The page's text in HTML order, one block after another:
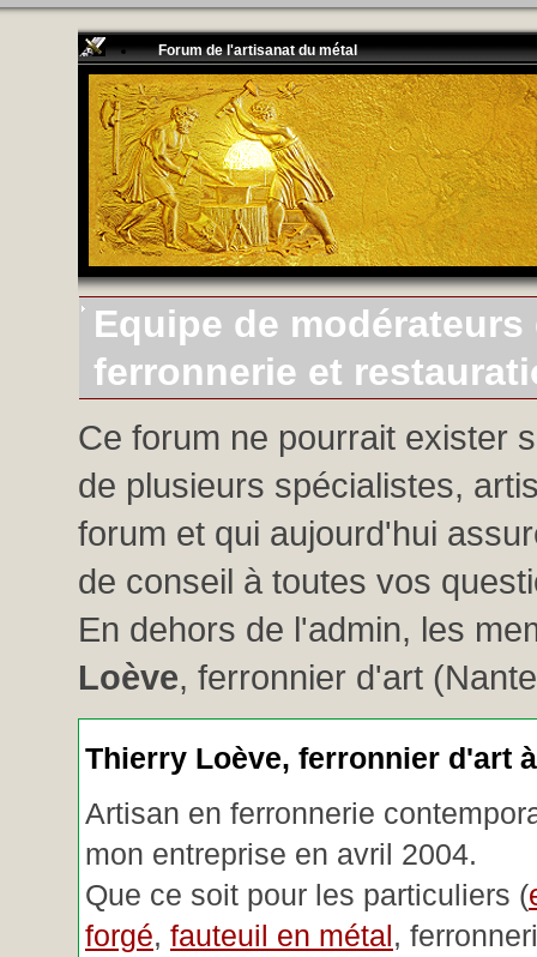
Forum de l'artisanat du métal
Equipe de
ferronnerie et
Ce forum ne pourrait exister
de plusieurs spécialistes,
forum et qui aujourd'hui
de conseil à toutes vos
En dehors de l'admin, les
Loève, ferronnier d'art
Thierry Loève, ferronnier d'art
Artisan en ferronnerie
mon entreprise en avril 2004.
Que ce soit pour les particuliers (
forgé, fauteuil en métal,